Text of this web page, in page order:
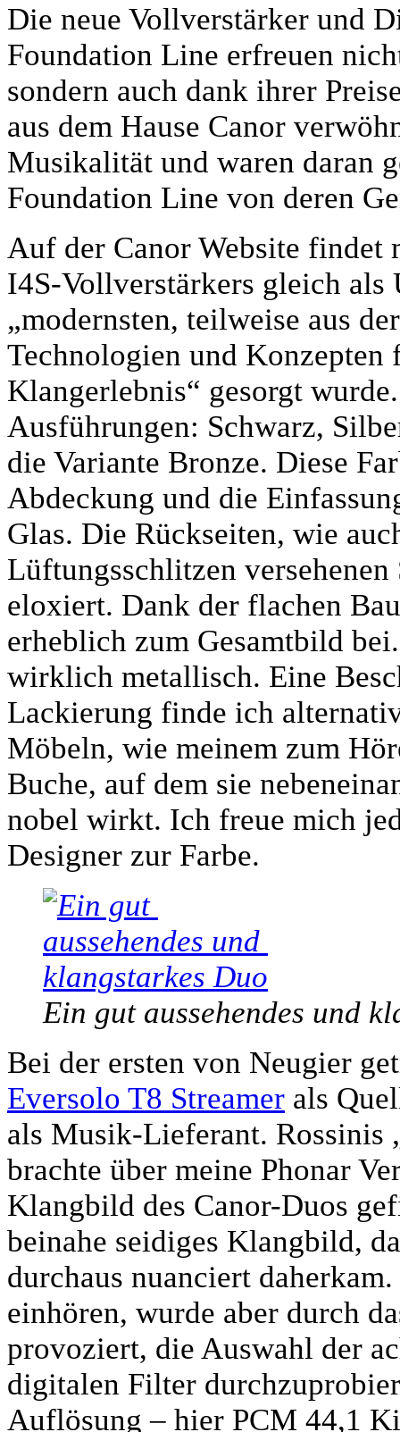
Die neue Vollverstärker und
Foundation Line erfreuen
sondern auch dank ihrer
aus dem Hause Canor
Musikalität und waren daran
Foundation Line von deren
Auf der Canor Website findet
I4S-Vollverstärkers gleich
„modernsten, teilweise aus
Technologien und Konzepten
Klangerlebnis“ gesorgt
Ausführungen: Schwarz,
die Variante Bronze. Diese
Abdeckung und die
Glas. Die Rückseiten, wie
Lüftungsschlitzen
eloxiert. Dank der flachen
erheblich zum Gesamtbild
wirklich metallisch. Eine
Lackierung finde ich
Möbeln, wie meinem zum
Buche, auf dem sie
nobel wirkt. Ich freue mich
Designer zur Farbe.
Ein gut aussehendes und
Bei der ersten von Neugier
Eversolo T8 Streamer als
als Musik-Lieferant. Rossinis
brachte über meine Phonar
Klangbild des Canor-Duos
beinahe seidiges Klangbild,
durchaus nuanciert
einhören, wurde aber durch
provoziert, die Auswahl der
digitalen Filter
Auflösung – hier PCM 44,1